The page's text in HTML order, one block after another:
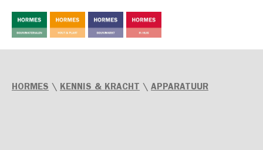
HORMES \ KENNIS & KRACHT \ APPARATUUR